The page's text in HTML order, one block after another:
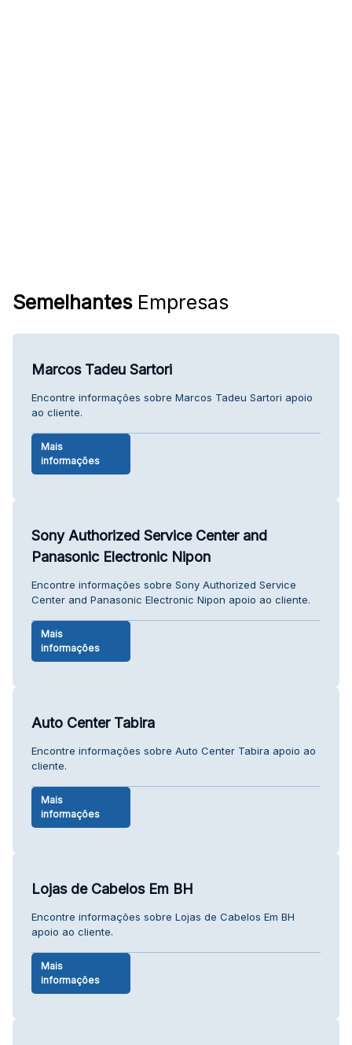
SemelhantesEmpresas
Marcos Tadeu Sartori
Encontre informações sobre Marcos Tadeu Sartori apoio
ao cliente.
Mais
informações
Sony Authorized Service Center and
Panasonic Electronic Nipon
Encontre informações sobre Sony Authorized Service
Center and Panasonic Electronic Nipon apoio ao cliente.
Mais
informações
Auto Center Tabira
Encontre informações sobre Auto Center Tabira apoio ao
cliente.
Mais
informações
Lojas de Cabelos Em BH
Encontre informações sobre Lojas de Cabelos Em BH
apoio ao cliente.
Mais
informações